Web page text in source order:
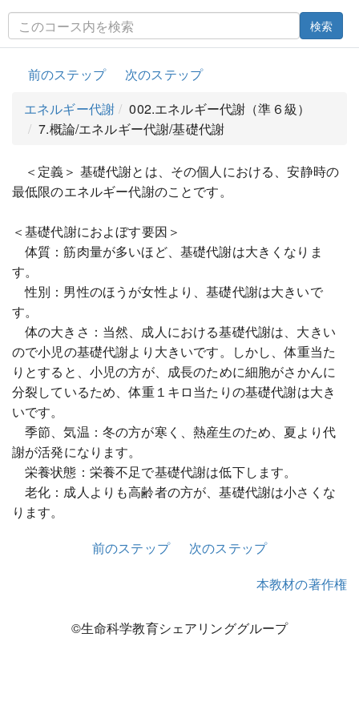
検索
前のステップ
次のステップ
エネルギー代謝
002.エネルギー代謝（準６級）
7.概論/エネルギー代謝/基礎代謝
＜定義＞ 基礎代謝とは、その個人における、安静時の
最低限のエネルギー代謝のことです。
＜基礎代謝におよぼす要因＞
体質：筋肉量が多いほど、基礎代謝は大きくなりま
す。
性別：男性のほうが女性より、基礎代謝は大きいで
す。
体の大きさ：当然、成人における基礎代謝は、大きい
ので小児の基礎代謝より大きいです。しかし、体重当た
りとすると、小児の方が、成長のために細胞がさかんに
分裂しているため、体重１キロ当たりの基礎代謝は大き
いです。
季節、気温：冬の方が寒く、熱産生のため、夏より代
謝が活発になります。
栄養状態：栄養不足で基礎代謝は低下します。
老化：成人よりも高齢者の方が、基礎代謝は小さくな
ります。
前のステップ
次のステップ
本教材の著作権
©生命科学教育シェアリンググループ